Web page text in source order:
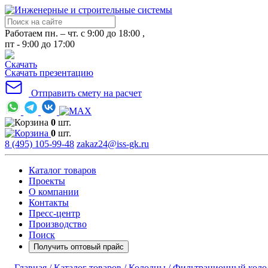
Работаем пн. – чт. с 9:00 до 18:00 ,
пт - 9:00 до 17:00
Скачать презентацию
Отправить смету на расчет
0 шт.
0 шт.
8 (495) 105-99-48 zakaz24@iss-gk.ru
Каталог товаров
Проекты
О компании
Контакты
Пресс-центр
Производство
Поиск
Получить оптовый прайс